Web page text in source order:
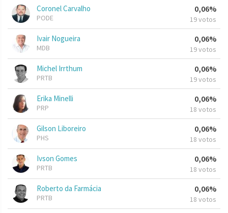
Coronel Carvalho
PODE
0,06%
19 votos
Ivair Nogueira
MDB
0,06%
19 votos
Michel Irrthum
PRTB
0,06%
19 votos
Erika Minelli
PRP
0,06%
18 votos
Gilson Liboreiro
PHS
0,06%
18 votos
Ivson Gomes
PRTB
0,06%
18 votos
Roberto da Farmácia
PRTB
0,06%
18 votos